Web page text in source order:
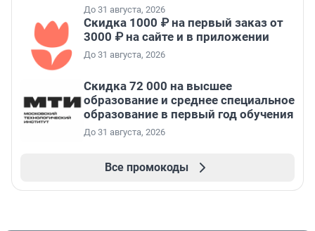
До 31 августа, 2026
Скидка 1000 ₽ на первый заказ от
3000 ₽ на сайте и в приложении
До 31 августа, 2026
Скидка 72 000 на высшее
образование и среднее специальное
образование в первый год обучения
До 31 августа, 2026
Все промокоды